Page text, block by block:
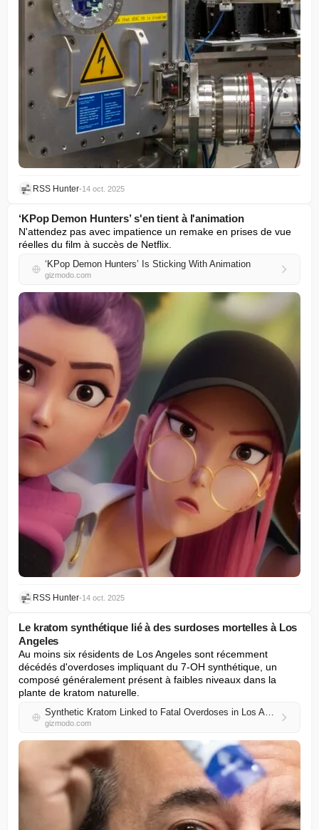
RSS Hunter•14 oct. 2025
‘KPop Demon Hunters’ s'en tient à l'animation
N'attendez pas avec impatience un remake en prises de vue
réelles du film à succès de Netflix.
‘KPop Demon Hunters’ Is Sticking With Animation
gizmodo.com
RSS Hunter•14 oct. 2025
Le kratom synthétique lié à des surdoses mortelles à Los
Angeles
Au moins six résidents de Los Angeles sont récemment
décédés d'overdoses impliquant du 7-OH synthétique, un
composé généralement présent à faibles niveaux dans la
plante de kratom naturelle.
Synthetic Kratom Linked to Fatal Overdoses in Los Angeles
gizmodo.com